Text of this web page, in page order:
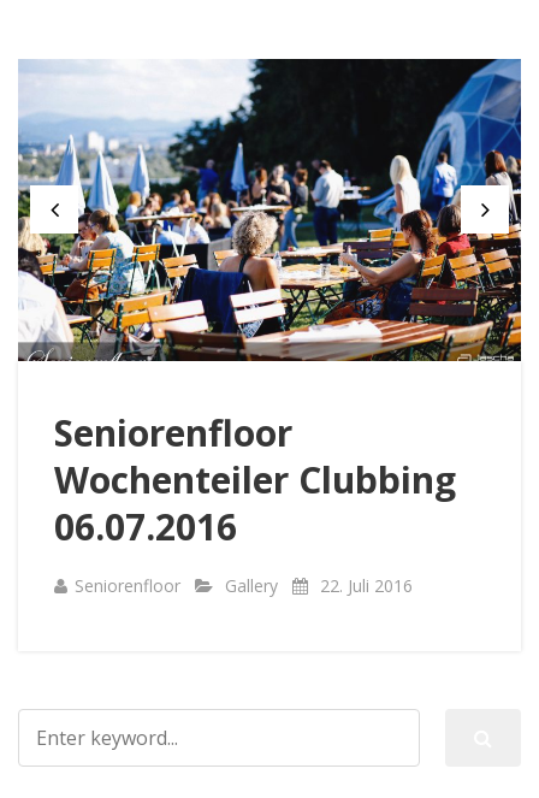
Seniorenfloor
Wochenteiler Clubbing
06.07.2016
Seniorenfloor Gallery 22. Juli 2016